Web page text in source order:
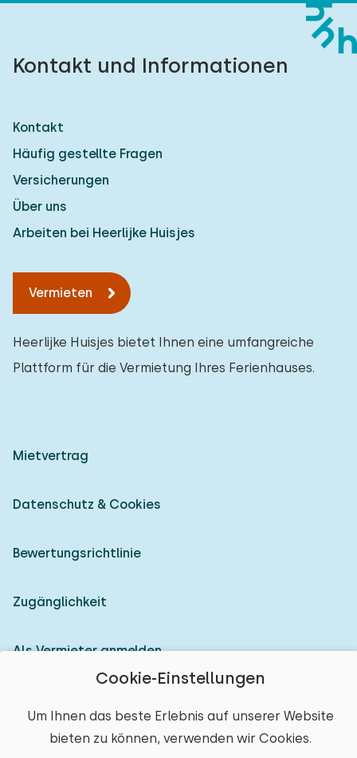
Cookie-Einstellungen
Um Ihnen das beste Erlebnis auf unserer Website
bieten zu können, verwenden wir Cookies.
Kontakt und Informationen
Kontakt
Häufig gestellte Fragen
Versicherungen
Über uns
Arbeiten bei Heerlijke Huisjes
Vermieten
Heerlijke Huisjes bietet Ihnen eine umfangreiche
Plattform für die Vermietung Ihres Ferienhauses.
Mietvertrag
Datenschutz & Cookies
Bewertungsrichtlinie
Zugänglichkeit
Als Vermieter anmelden